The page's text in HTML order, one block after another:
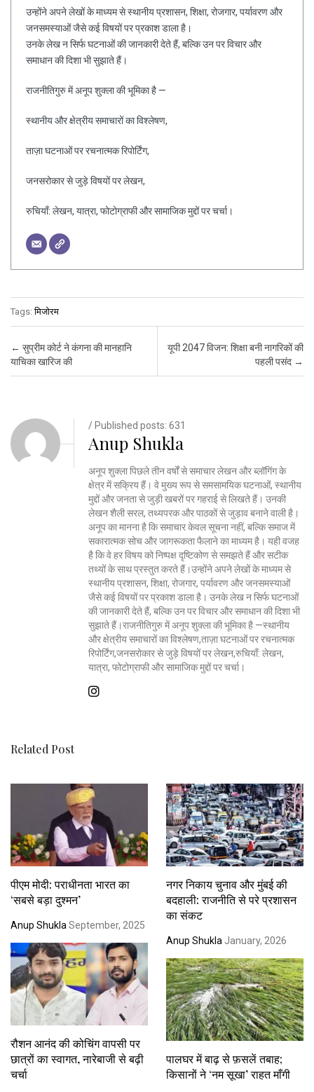
उन्होंने अपने लेखों के माध्यम से स्थानीय प्रशासन, शिक्षा, रोजगार, पर्यावरण और
जनसमस्याओं जैसे कई विषयों पर प्रकाश डाला है।
उनके लेख न सिर्फ घटनाओं की जानकारी देते हैं, बल्कि उन पर विचार और
समाधान की दिशा भी सुझाते हैं।
राजनीतिगुरु में अनूप शुक्ला की भूमिका है —
स्थानीय और क्षेत्रीय समाचारों का विश्लेषण,
ताज़ा घटनाओं पर रचनात्मक रिपोर्टिंग,
जनसरोकार से जुड़े विषयों पर लेखन,
रुचियाँ: लेखन, यात्रा, फोटोग्राफी और सामाजिक मुद्दों पर चर्चा।
Tags:मिजोरम
Post navigation
← सुप्रीम कोर्ट ने कंगना की मानहानि
याचिका खारिज की
यूपी 2047 विजन: शिक्षा बनी नागरिकों की
पहली पसंद →
/ Published posts: 631
Anup Shukla
अनूप शुक्ला पिछले तीन वर्षों से समाचार लेखन और ब्लॉगिंग के
क्षेत्र में सक्रिय हैं। वे मुख्य रूप से समसामयिक घटनाओं, स्थानीय
मुद्दों और जनता से जुड़ी खबरों पर गहराई से लिखते हैं। उनकी
लेखन शैली सरल, तथ्यपरक और पाठकों से जुड़ाव बनाने वाली है।
अनूप का मानना है कि समाचार केवल सूचना नहीं, बल्कि समाज में
सकारात्मक सोच और जागरूकता फैलाने का माध्यम है। यही वजह
है कि वे हर विषय को निष्पक्ष दृष्टिकोण से समझते हैं और सटीक
तथ्यों के साथ प्रस्तुत करते हैं।उन्होंने अपने लेखों के माध्यम से
स्थानीय प्रशासन, शिक्षा, रोजगार, पर्यावरण और जनसमस्याओं
जैसे कई विषयों पर प्रकाश डाला है। उनके लेख न सिर्फ घटनाओं
की जानकारी देते हैं, बल्कि उन पर विचार और समाधान की दिशा भी
सुझाते हैं।राजनीतिगुरु में अनूप शुक्ला की भूमिका है —स्थानीय
और क्षेत्रीय समाचारों का विश्लेषण,ताज़ा घटनाओं पर रचनात्मक
रिपोर्टिंग,जनसरोकार से जुड़े विषयों पर लेखन,रुचियाँ: लेखन,
यात्रा, फोटोग्राफी और सामाजिक मुद्दों पर चर्चा।
Related Post
पीएम मोदी: पराधीनता भारत का
‘सबसे बड़ा दुश्मन’
Anup ShuklaSeptember, 2025
नगर निकाय चुनाव और मुंबई की
बदहाली: राजनीति से परे प्रशासन
का संकट
Anup ShuklaJanuary, 2026
रौशन आनंद की कोचिंग वापसी पर
छात्रों का स्वागत, नारेबाजी से बढ़ी
चर्चा
पालघर में बाढ़ से फ़सलें तबाह;
किसानों ने ‘नम सूखा’ राहत माँगी